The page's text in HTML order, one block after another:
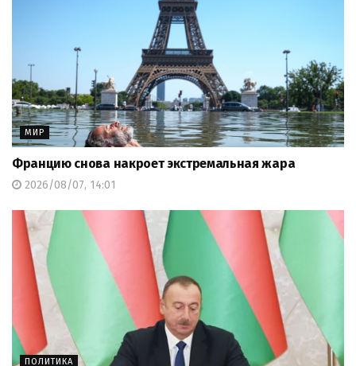
МИР
Францию снова накроет экстремальная жара
2026/08/07, 14:01
ПОЛИТИКА